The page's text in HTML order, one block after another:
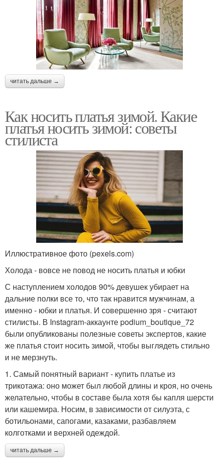
читать дальше →
Как носить платья зимой. Какие
платья носить зимой: советы
стилиста
Иллюстративное фото (pexels.com)
Холода - вовсе не повод не носить платья и юбки
С наступлением холодов 90% девушек убирает на
дальние полки все то, что так нравится мужчинам, а
именно - юбки и платья. И совершенно зря - считают
стилисты. В Instagram-аккаунте podium_boutique_72
были опубликованы полезные советы экспертов, какие
же платья стоит носить зимой, чтобы выглядеть стильно
и не мерзнуть.
1. Самый понятный вариант - купить платье из
трикотажа: оно может был любой длины и кроя, но очень
желательно, чтобы в составе была хотя бы капля шерсти
или кашемира. Носим, в зависимости от силуэта, с
ботильонами, сапогами, казаками, разбавляем
колготками и верхней одеждой.
читать дальше →